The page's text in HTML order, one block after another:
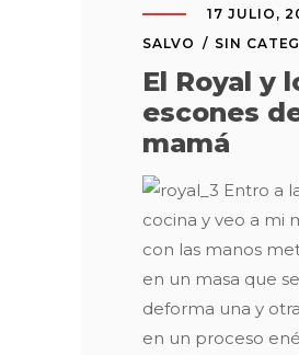
17 JULIO,
SALVO
SIN
El Royal y
escones
mamá
Entro a
cocina y veo a mi
con las manos
en un masa que se
deforma una y
en un proceso